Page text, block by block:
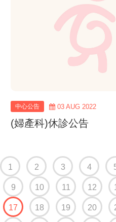
中心公告 03 AUG 2022
(婦產科)休診公告
1 2 3 4
9 10 11 12
17 (current)
18 19 20